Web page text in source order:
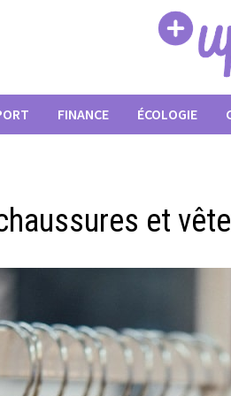
FINANCE ÉCOLOGIE
et